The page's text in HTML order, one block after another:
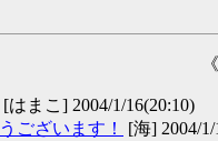
[はまこ] 2004/1/16(20:10)
ございます！
[海] 2004/